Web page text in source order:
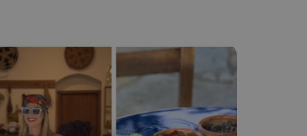
push down
δηλαδή να
στον χρήστη
είναι το
push down